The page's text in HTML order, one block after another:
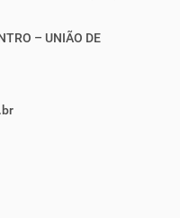
– UNIÃO DE